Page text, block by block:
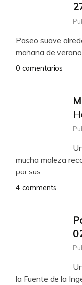
Paseo suave
mañana de
0 comentarios
mucha maleza
por sus
4 comments
la Fuente de la